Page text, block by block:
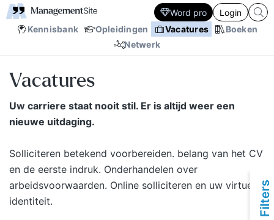
Kennisbank Opleidingen Vacatures
Boeken
Netwerk
Word pro Login
Vacatures
Uw carriere staat nooit stil. Er is altijd weer een
nieuwe uitdaging.
Solliciteren betekend voorbereiden. belang van het CV
en de eerste indruk. Onderhandelen over
arbeidsvoorwaarden. Online solliciteren en uw virtuele
identiteit.
Filters